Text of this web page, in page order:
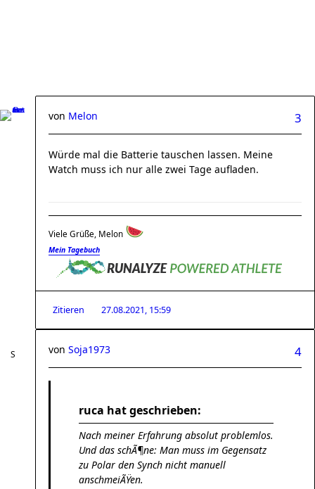
3
von Melon
Würde mal die Batterie tauschen lassen. Meine
Watch muss ich nur alle zwei Tage aufladen.
Viele Grüße, Melon
Mein Tagebuch
Zitieren 27.08.2021, 15:59
4
von Soja1973
ruca hat geschrieben:
Nach meiner Erfahrung absolut problemlos.
Und das schÃ¶ne: Man muss im Gegensatz
zu Polar den Synch nicht manuell
anschmeiÃŸen.